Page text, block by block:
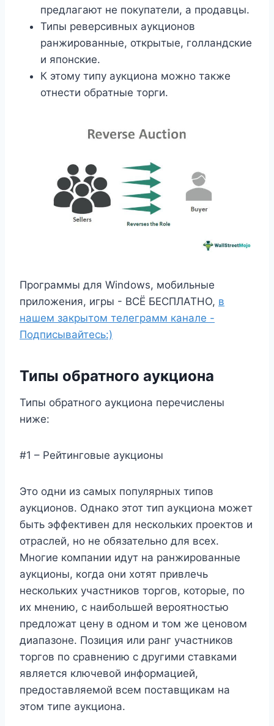
предлагают не покупатели, а продавцы.
Типы реверсивных аукционов
ранжированные, открытые, голландские
и японские.
К этому типу аукциона можно также
отнести обратные торги.
Программы для Windows, мобильные
приложения, игры - ВСЁ БЕСПЛАТНО, в
нашем закрытом телеграмм канале -
Подписывайтесь:)
Типы обратного аукциона
Типы обратного аукциона перечислены
ниже:
#1 – Рейтинговые аукционы
Это одни из самых популярных типов
аукционов. Однако этот тип аукциона может
быть эффективен для нескольких проектов и
отраслей, но не обязательно для всех.
Многие компании идут на ранжированные
аукционы, когда они хотят привлечь
нескольких участников торгов, которые, по
их мнению, с наибольшей вероятностью
предложат цену в одном и том же ценовом
диапазоне. Позиция или ранг участников
торгов по сравнению с другими ставками
является ключевой информацией,
предоставляемой всем поставщикам на
этом типе аукциона.